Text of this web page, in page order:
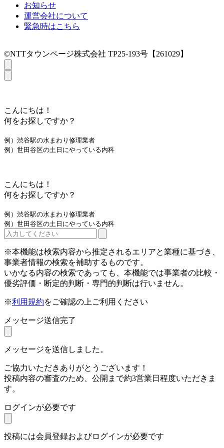
お知らせ
運営会社について
緊急時はこちら
©NTTタウンページ株式会社 TP25-193号【261029】
こんにちは！
何をお探しですか？
例）渋谷駅の水まわり修理業者
例）世田谷区の土日にやっている内科
こんにちは！
何をお探しですか？
例）渋谷駅の水まわり修理業者
例）世田谷区の土日にやっている内科
※本機能は検索内容から推定されるエリアと業種に基づき、
事業者情報の検索を補助するものです。
いかなる内容の検索であっても、本機能では事業者の比較・
優劣評価・断定的判断・専門的判断は行いません。
※利用規約をご確認の上ご利用ください
メッセージ送信完了
メッセージを送信しました。
ご協力いただきありがとうございます！
投稿内容の審査のため、公開まで約3営業日程度いただきま
す。
ログインが必要です
投稿には会員登録およびログインが必要です